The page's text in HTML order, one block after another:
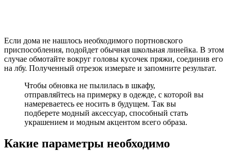
Если дома не нашлось необходимого портновского
приспособления, подойдет обычная школьная линейка. В этом
случае обмотайте вокруг головы кусочек пряжи, соединив его
на лбу. Полученный отрезок измерьте и запомните результат.
Чтобы обновка не пылилась в шкафу,
отправляйтесь на примерку в одежде, с которой вы
намереваетесь ее носить в будущем. Так вы
подберете модный аксессуар, способный стать
украшением и модным акцентом всего образа.
Какие параметры необходимо